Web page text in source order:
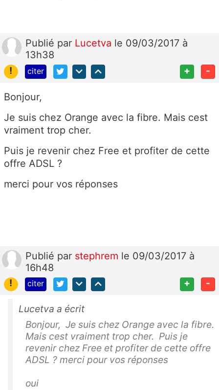
Publié par Lucetva le 09/03/2017 à
13h38
!
citer + -
Bonjour,
Je suis chez Orange avec la fibre. Mais cest
vraiment trop cher.
Puis je revenir chez Free et profiter de cette
offre ADSL ?
merci pour vos réponses
Publié par stephrem le 09/03/2017 à
16h48
!
citer + -
Lucetva a écrit
Bonjour, Je suis chez Orange avec la fibre.
Mais cest vraiment trop cher. Puis je
revenir chez Free et profiter de cette offre
ADSL ? merci pour vos réponses
oui